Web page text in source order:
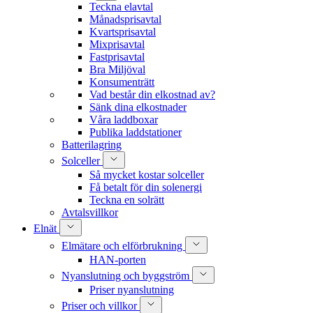
Teckna elavtal
Månadsprisavtal
Kvartsprisavtal
Mixprisavtal
Fastprisavtal
Bra Miljöval
Konsumenträtt
Vad består din elkostnad av?
Sänk dina elkostnader
Våra laddboxar
Publika laddstationer
Batterilagring
Solceller
Så mycket kostar solceller
Få betalt för din solenergi
Teckna en solrätt
Avtalsvillkor
Elnät
Elmätare och elförbrukning
HAN-porten
Nyanslutning och byggström
Priser nyanslutning
Priser och villkor